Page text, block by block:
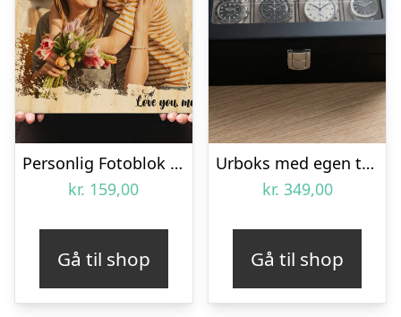
Personlig Fotoblok i Træ med Tekst
kr. 159,00
Gå til shop
Urboks med egen tekst
kr. 349,00
Gå til shop